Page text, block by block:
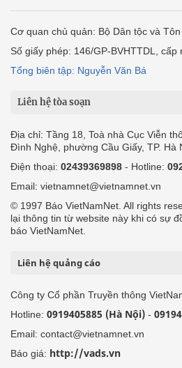
Cơ quan chủ quản: Bộ Dân tộc và
Số giấy phép: 146/GP-BVHTTDL, cấp
Tổng biên tập: Nguyễn Văn Bá
Liên hệ tòa soạn
Địa chỉ: Tầng 18, Toà nhà Cục Viễn
Đình Nghệ, phường Cầu Giấy, TP. Hà
Điện thoại: 02439369898 - Hotline:
Email: vietnamnet@vietnamnet.vn
© 1997 Báo VietNamNet. All rights
lại thông tin từ website này khi có sự
báo VietNamNet.
Liên hệ quảng cáo
Công ty Cổ phần Truyền thông
Hotline: 0919405885 (Hà Nội) -
Email: contact@vietnamnet.vn
Báo giá: http://vads.vn